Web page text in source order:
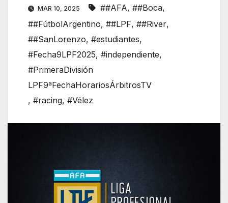
MAR 10, 2025 ##AFA, ##Boca,
##FútbolArgentino, ##LPF, ##River,
##SanLorenzo, #estudiantes,
#Fecha9LPF2025, #independiente,
#PrimeraDivisión
LPF9ªFechaHorariosÁrbitrosTV
, #racing, #Vélez